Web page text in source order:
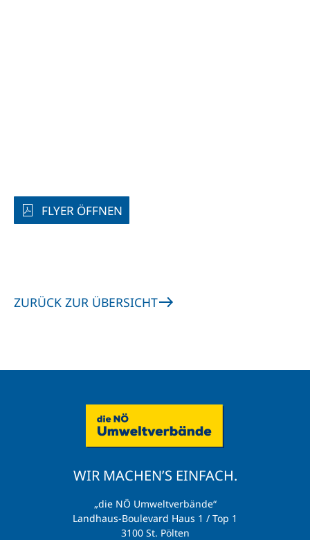
FLYER ÖFFNEN
ZURÜCK ZUR ÜBERSICHT
WIR MACHEN’S EINFACH.
„die NÖ Umweltverbände“
Landhaus-Boulevard Haus 1 / Top 1
3100 St. Pölten